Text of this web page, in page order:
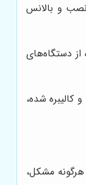
و بالانس
از دستگاه‌های
کالیبره شده،
مشکل،